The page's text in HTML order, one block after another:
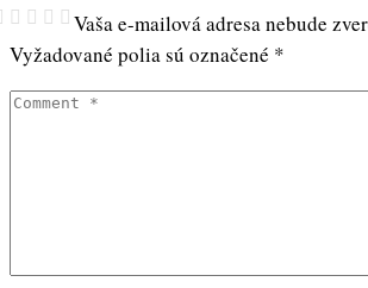
Vaša e-mailová adresa nebude
Vyžadované polia sú označené *